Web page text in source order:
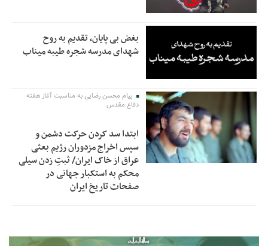
بغض بی پایان، تقدیم به روح
شهدای مدرسه شجره طیبه میناب
پیام محسن رضایی به مناسبت آغاز هفته
دفاع مقدس
ابتدا سد کردن حرکت دشمن و
سپس اخراج مزدوران رژیم بعثی
عراق از خاک ایران/ ثبتِ زدن سیلی
محکم به استکبار جهانی در
صفحات تاریخ ایران